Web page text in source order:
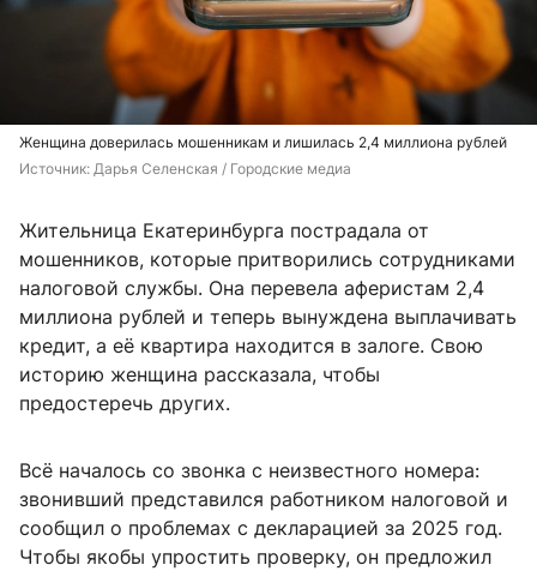
Женщина доверилась мошенникам и лишилась 2,4 миллиона рублей
Источник: Дарья Селенская / Городские медиа
Жительница Екатеринбурга пострадала от
мошенников, которые притворились сотрудниками
налоговой службы. Она перевела аферистам 2,4
миллиона рублей и теперь вынуждена выплачивать
кредит, а её квартира находится в залоге. Свою
историю женщина рассказала, чтобы
предостеречь других.
Всё началось со звонка с неизвестного номера:
звонивший представился работником налоговой и
сообщил о проблемах с декларацией за 2025 год.
Чтобы якобы упростить проверку, он предложил